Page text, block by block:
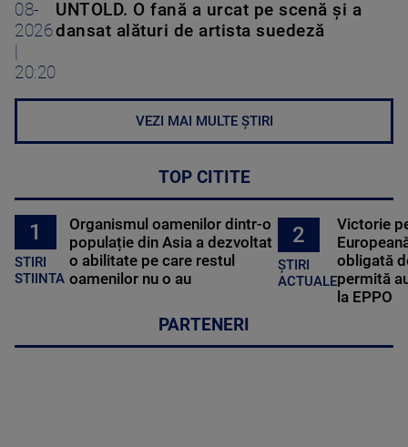
08-
2026
20:20
UNTOLD. O fană a urcat pe scenă și a
dansat alături de artista suedeză
VEZI MAI MULTE ȘTIRI
TOP CITITE
1
STIRI
STIINTA
Organismul oamenilor dintr-o
populație din Asia a dezvoltat
o abilitate pe care restul
oamenilor nu o au
2
ȘTIRI
ACTUALE
Victorie
obligată
permită
la EPPO
PARTENERI